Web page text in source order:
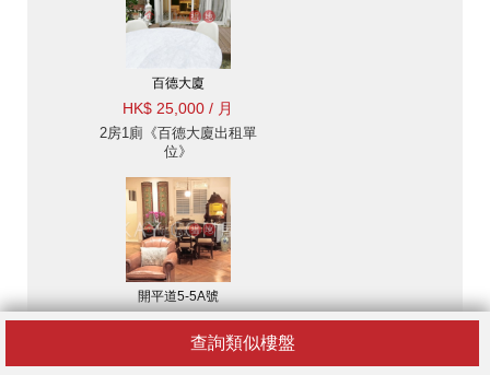
查詢類似樓盤
百德大廈
HK$ 25,000 / 月
2房1廁《百德大廈出租單
位》
開平道5-5A號
HK$ 100,000 / 月
2房2廁,極高層《開平道
5-5A號出租單位》